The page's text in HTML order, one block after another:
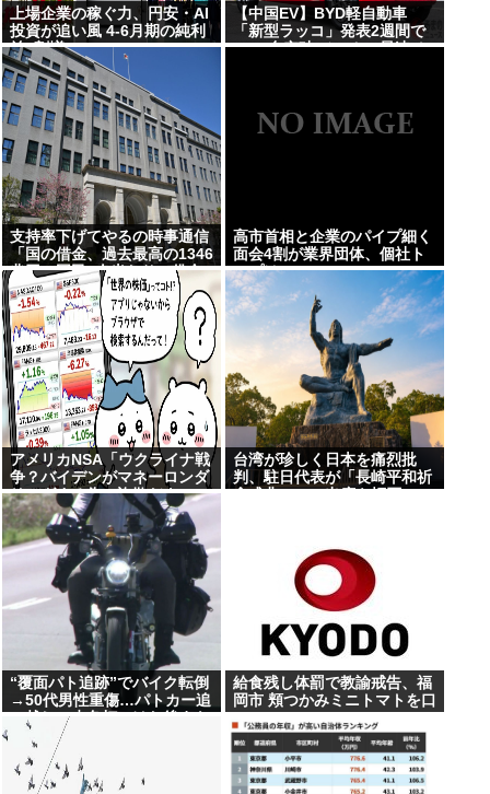
上場企業の稼ぐ力、円安・AI
投資が追い風 4-6月期の純利
益7割増
【中国EV】BYD軽自動車
「新型ラッコ」発表2週間で
1000台突破 メーカー最速ペ
支持率下げてやるの時事通信
「国の借金、過去最高の1346
兆円。国民1人当たりの借金
は約1095万円に」
高市首相と企業のパイプ細く
面会4割が業界団体、個社ト
ップは9%
アメリカNSA「ウクライナ戦
争？バイデンがマネーロンダ
リングする為の詐欺だよ」
台湾が珍しく日本を痛烈批
判、駐日代表が「長崎平和祈
念式典」への出席を拒否
“覆面パト追跡”でバイク転倒
→50代男性重傷…パトカー追
い越し→赤色灯つけた後まも
なく転倒
給食残し体罰で教諭戒告、福
岡市 頬つかみミニトマトを口
に